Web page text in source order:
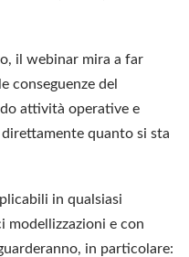
il webinar mira a far
conseguenze del
attività operative e
quanto si sta
in qualsiasi
modellizzazioni e con
in particolare: